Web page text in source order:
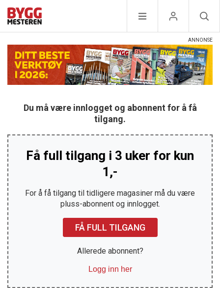
Du må være innlogget og abonnent for å få
tilgang.
Få full tilgang i 3 uker for kun
1,-
For å få tilgang til tidligere magasiner må du være
pluss-abonnent og innlogget.
FÅ FULL TILGANG
Allerede abonnent?
Logg inn her